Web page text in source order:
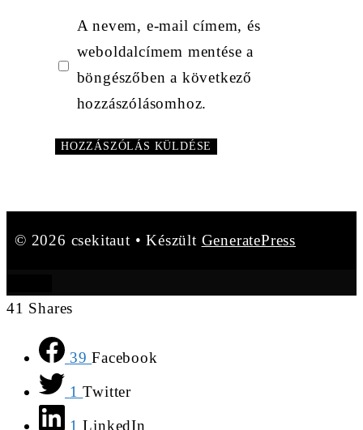
A nevem, e-mail címem, és
weboldalcímem mentése a
böngészőben a következő
hozzászólásomhoz.
© 2026 csekitaut • Készült GeneratePress
BEZÁR
41 Shares
39Facebook
1Twitter
1LinkedIn